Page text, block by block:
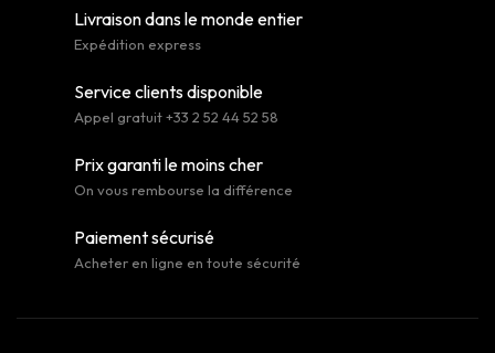
Livraison dans le monde entier
Expédition express
Service clients disponible
Appel gratuit +33 2 52 44 52 58
Prix garanti le moins cher
On vous rembourse la différence
Paiement sécurisé
Acheter en ligne en toute sécurité